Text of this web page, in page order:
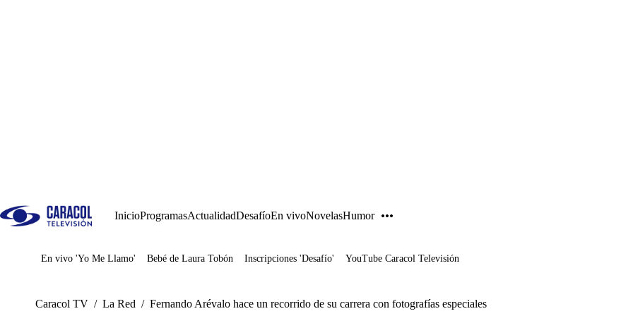
InicioProgramasActualidadDesafíoEn vivoNovelasHumor
Juegos
En vivo 'Yo Me Llamo' Bebé de Laura Tobón Inscripciones 'Desafío' YouTube Caracol Televisión
Caracol TV / La Red / Fernando Arévalo hace un recorrido de su carrera con fotografías especiales